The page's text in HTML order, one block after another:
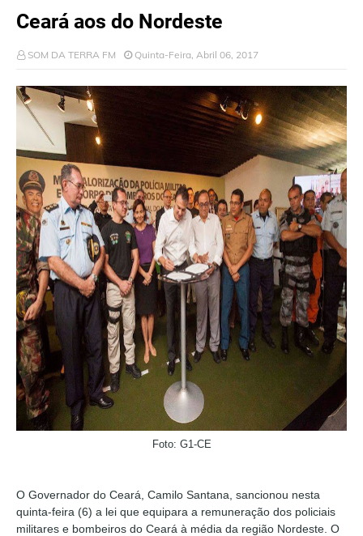
Ceará aos do Nordeste
SOM DA TERRA FM Quinta-Feira, Abril 06, 2017
Foto: G1-CE
O Governador do Ceará, Camilo Santana, sancionou nesta
quinta-feira (6) a lei que equipara a remuneração dos policiais
militares e bombeiros do Ceará à média da região Nordeste. O